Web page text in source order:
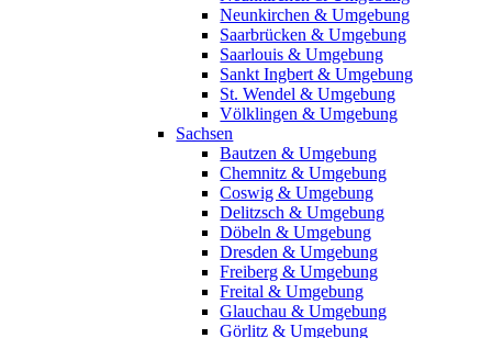
Neunkirchen & Umgebung
Saarbrücken & Umgebung
Saarlouis & Umgebung
Sankt Ingbert & Umgebung
St. Wendel & Umgebung
Völklingen & Umgebung
Sachsen
Bautzen & Umgebung
Chemnitz & Umgebung
Coswig & Umgebung
Delitzsch & Umgebung
Döbeln & Umgebung
Dresden & Umgebung
Freiberg & Umgebung
Freital & Umgebung
Glauchau & Umgebung
Görlitz & Umgebung